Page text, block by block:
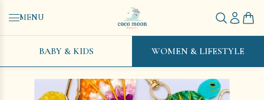
MENU
BABY & KIDS WOMEN & LIFESTYLE